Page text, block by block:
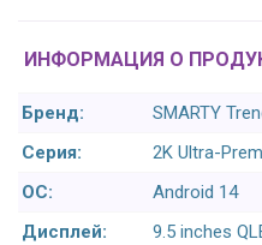
ИНФОРМАЦИЯ О
Бренд:
SMARTY
Серия:
2K Ultra-
ОС:
Android 14
Дисплей:
9.5 inches